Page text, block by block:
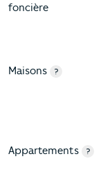
foncière
Maisons ?
Appartements ?